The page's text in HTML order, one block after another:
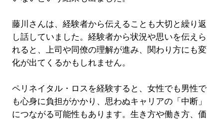
藤川さんは、経験者から伝えることも大切と繰り返
し話していました。経験者から状況や思いを伝えら
れると、上司や同僚の理解が進み、関わり方にも変
化が出てくるかもしれません。
ペリネイタル・ロスを経験すると、女性でも男性で
も心身に負担がかかり、思わぬキャリアの「中断」
につながる可能性もあります。生き方や働き方、価